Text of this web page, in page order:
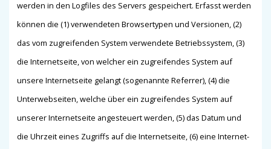
werden in den Logfiles des Servers gespeichert. Erfasst werden
können die (1) verwendeten Browsertypen und Versionen, (2)
das vom zugreifenden System verwendete Betriebssystem, (3)
die Internetseite, von welcher ein zugreifendes System auf
unsere Internetseite gelangt (sogenannte Referrer), (4) die
Unterwebseiten, welche über ein zugreifendes System auf
unserer Internetseite angesteuert werden, (5) das Datum und
die Uhrzeit eines Zugriffs auf die Internetseite, (6) eine Internet-